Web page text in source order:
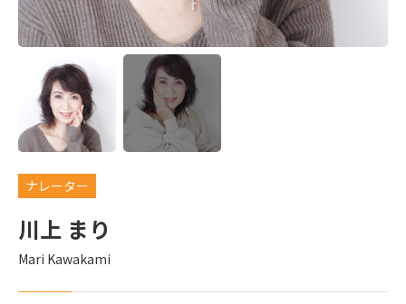
ナレーター
川上 まり
Mari Kawakami